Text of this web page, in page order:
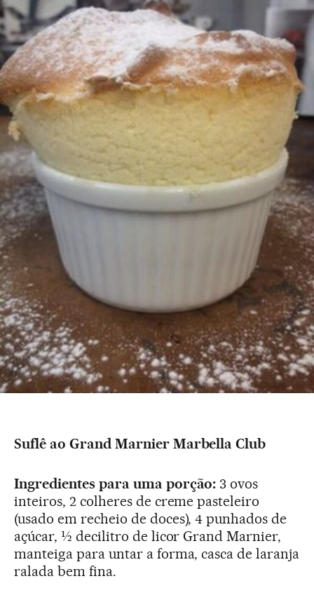
Suflê ao Grand Marnier Marbella Club
Ingredientes para uma porção: 3 ovos
inteiros, 2 colheres de creme pasteleiro
(usado em recheio de doces), 4 punhados de
açúcar, ½ decilitro de licor Grand Marnier,
manteiga para untar a forma, casca de laranja
ralada bem fina.